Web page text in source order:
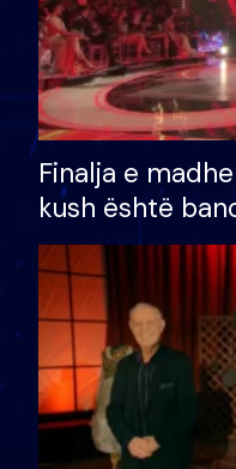
Finalja e
kush është
shtëpinë dhe
të fituar